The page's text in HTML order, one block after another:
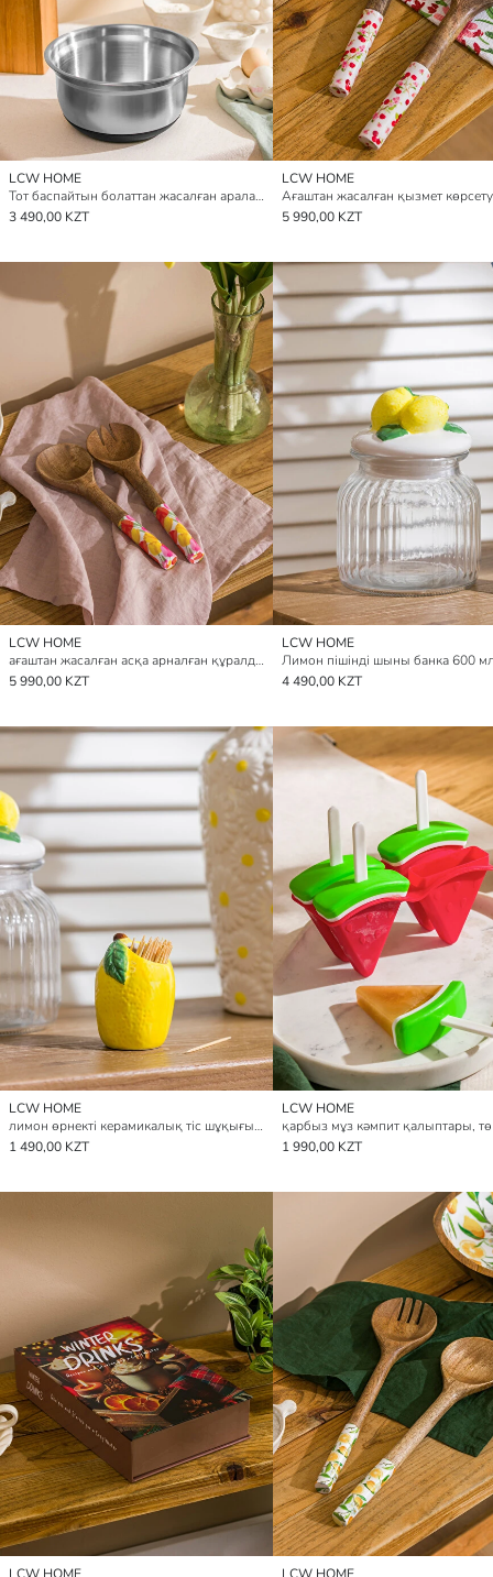
LCW HOME
Тот баспайтын болаттан жасалған араластыруға арналған ыдыс 21 см
3 490,00 KZT
LCW HOME
5 990,00 KZT
LCW HOME
ағаштан жасалған асқа арналған құралдар жиынтығы 2 данадан тұратын pack
5 990,00 KZT
LCW HOME
Лимон пішінді шыны банка 600
4 490,00 KZT
LCW HOME
лимон өрнекті керамикалық тіс шұқығыш ұстағыш
1 490,00 KZT
LCW HOME
1 990,00 KZT
LCW HOME LCW HOME